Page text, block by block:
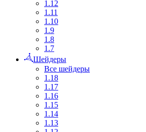
1.12
1.11
1.10
1.9
1.8
1.7
Шейдеры
Все шейдеры
1.18
1.17
1.16
1.15
1.14
1.13